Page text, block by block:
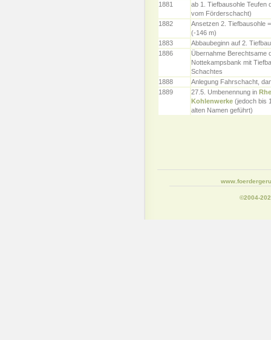
1881
ab 1. Tiefbausohle Teufen
vom Förderschacht)
1882
Ansetzen 2. Tiefbausohle
(-146 m)
1883
Abbaubeginn auf 2.
1886
Übernahme Berechtsame
Nottekampsbank mit
Schachtes
1888
Anlegung Fahrschacht,
1889
27.5. Umbenennung in
Kohlenwerke (jedoch bis
alten Namen geführt)
©2004-